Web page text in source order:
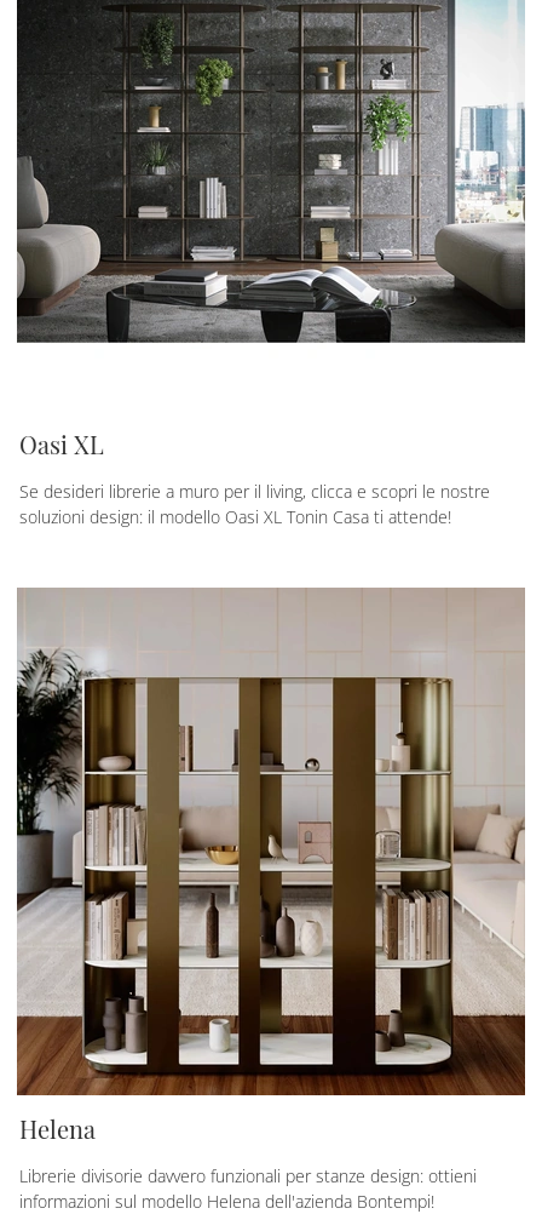
Oasi XL
Se desideri librerie a muro per il living, clicca e scopri le nostre
soluzioni design: il modello Oasi XL Tonin Casa ti attende!
Helena
Librerie divisorie davvero funzionali per stanze design: ottieni
informazioni sul modello Helena dell'azienda Bontempi!